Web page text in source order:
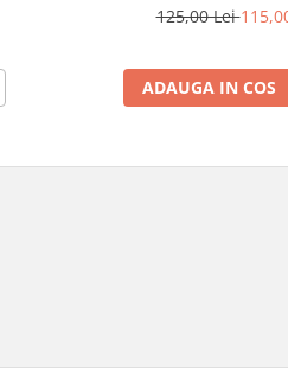
125,00 Lei
ADAUGA IN COS